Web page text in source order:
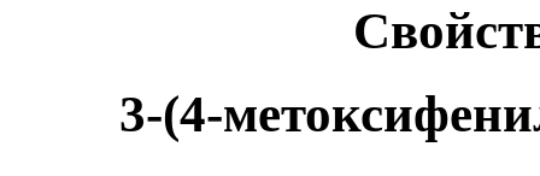
3-(4-